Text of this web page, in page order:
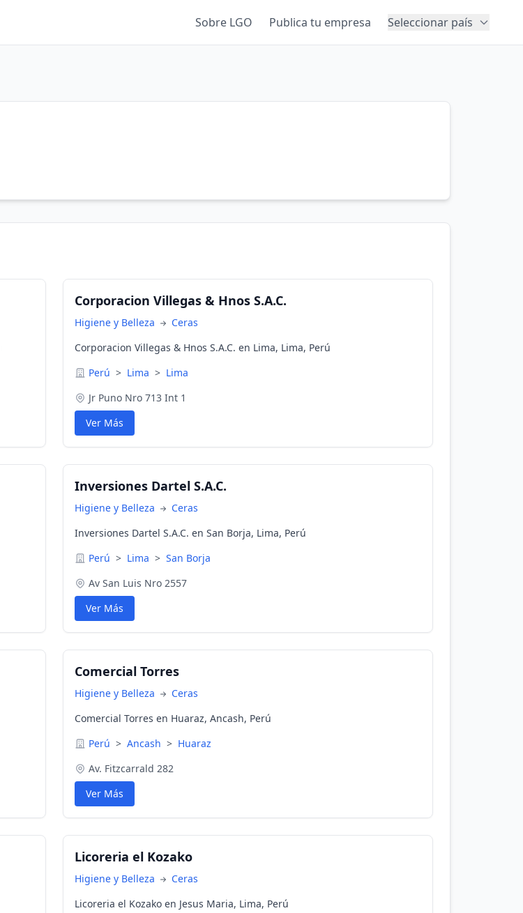
Sobre LGO Publica tu empresa Seleccionar país
Corporacion Villegas & Hnos S.A.C.
Higiene y Belleza
Ceras
Corporacion Villegas & Hnos S.A.C. en Lima, Lima, Perú
Perú > Lima > Lima
Jr Puno Nro 713 Int 1
Ver Más
Inversiones Dartel S.A.C.
Higiene y Belleza
Ceras
Inversiones Dartel S.A.C. en San Borja, Lima, Perú
Perú > Lima > San Borja
Av San Luis Nro 2557
Ver Más
Comercial Torres
Higiene y Belleza
Ceras
Comercial Torres en Huaraz, Ancash, Perú
Perú > Ancash > Huaraz
Av. Fitzcarrald 282
Ver Más
Licoreria el Kozako
Higiene y Belleza
Ceras
Licoreria el Kozako en Jesus Maria, Lima, Perú